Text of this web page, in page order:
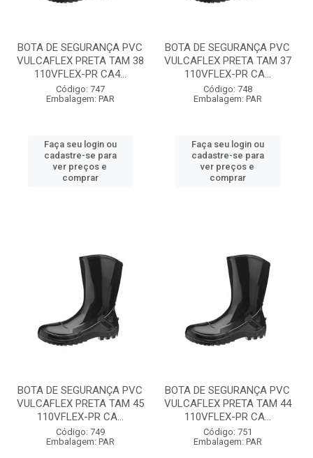
BOTA DE SEGURANÇA PVC
VULCAFLEX PRETA TAM 38
110VFLEX-PR CA4...
Código: 747
Embalagem: PAR
Faça seu login ou
cadastre-se para
ver preços e
comprar
BOTA DE SEGURANÇA PVC
VULCAFLEX PRETA TAM 37
110VFLEX-PR CA...
Código: 748
Embalagem: PAR
Faça seu login ou
cadastre-se para
ver preços e
comprar
BOTA DE SEGURANÇA PVC
VULCAFLEX PRETA TAM 45
110VFLEX-PR CA...
Código: 749
Embalagem: PAR
BOTA DE SEGURANÇA PVC
VULCAFLEX PRETA TAM 44
110VFLEX-PR CA...
Código: 751
Embalagem: PAR